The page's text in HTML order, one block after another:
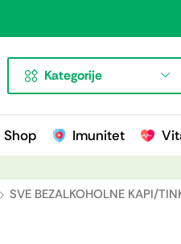
Kategorije
Shop Imunitet
SVE BEZALKOHOLNE KAPI/